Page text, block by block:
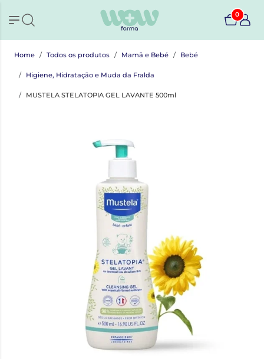
0
Home Todos os produtos Mamã e Bebé Bebé
Higiene, Hidratação e Muda da Fralda
MUSTELA STELATOPIA GEL LAVANTE 500ml